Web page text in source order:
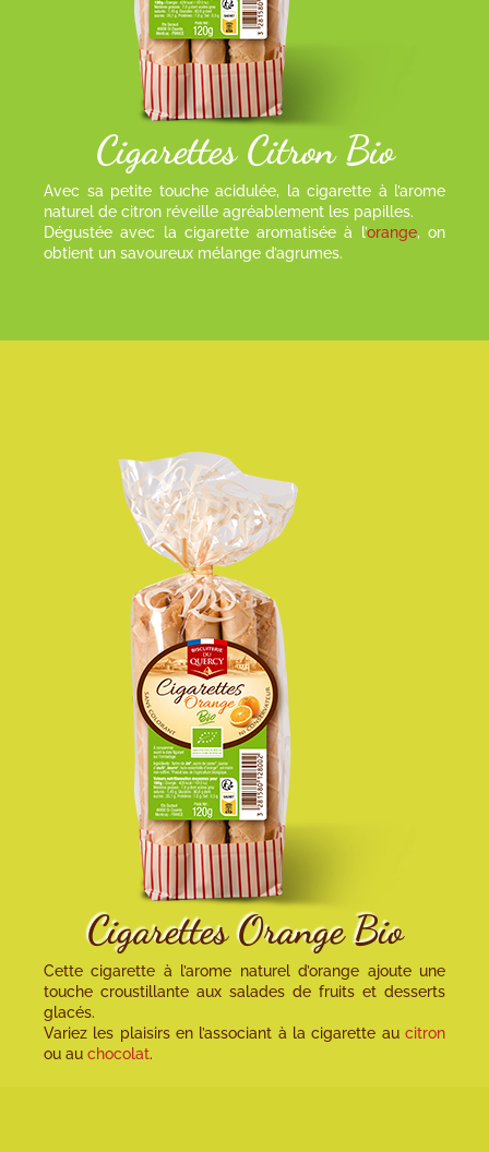
Cigarettes Citron Bio
Avec sa petite touche acidulée, la cigarette à l’arome
naturel de citron réveille agréablement les papilles.
Dégustée avec la cigarette aromatisée à l’orange, on
obtient un savoureux mélange d’agrumes.
Cigarettes Orange Bio
Cette cigarette à l’arome naturel d’orange ajoute une
touche croustillante aux salades de fruits et desserts
glacés.
Variez les plaisirs en l’associant à la cigarette au citron
ou au chocolat.